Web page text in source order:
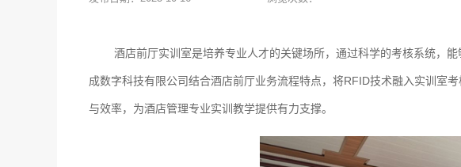
酒店前厅实训室是培养专业人才的关键场所，通过科学的考核系统，
成数字科技有限公司结合酒店前厅业务流程特点，将RFID技术融入实训室
与效率，为酒店管理专业实训教学提供有力支撑。